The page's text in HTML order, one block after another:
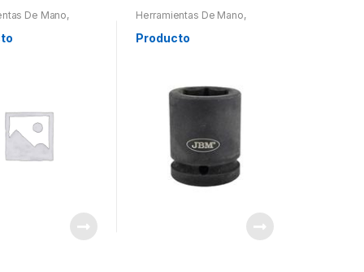
De Mano,
Otros
Herramientas De Mano,
Herramientas Otros
Producto